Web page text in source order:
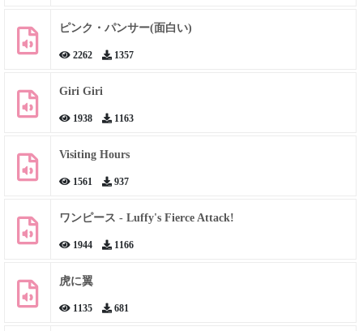
ピンク・パンサー(面白い)
2262 1357
Giri Giri
1938 1163
Visiting Hours
1561 937
ワンピース - Luffy's Fierce Attack!
1944 1166
虎に翼
1135 681